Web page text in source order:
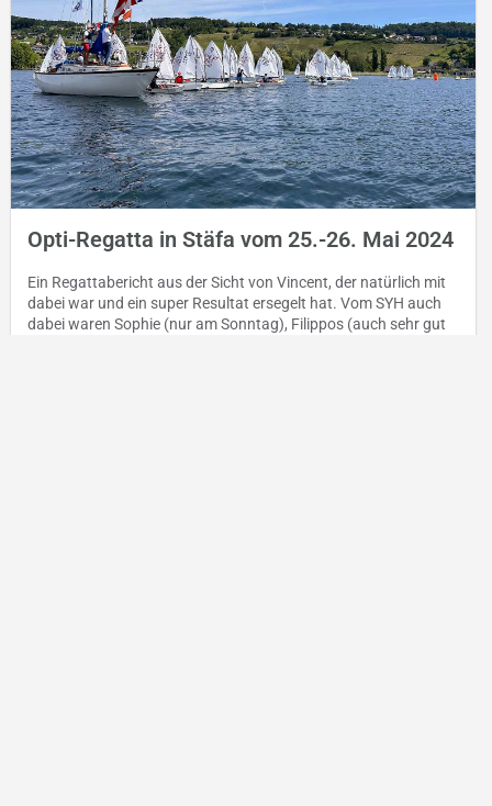
Opti-Regatta in Stäfa vom 25.-26. Mai 2024
Ein Regattabericht aus der Sicht von Vincent, der natürlich mit
dabei war und ein super Resultat ersegelt hat. Vom SYH auch
dabei waren Sophie (nur am Sonntag), Filippos (auch sehr gut